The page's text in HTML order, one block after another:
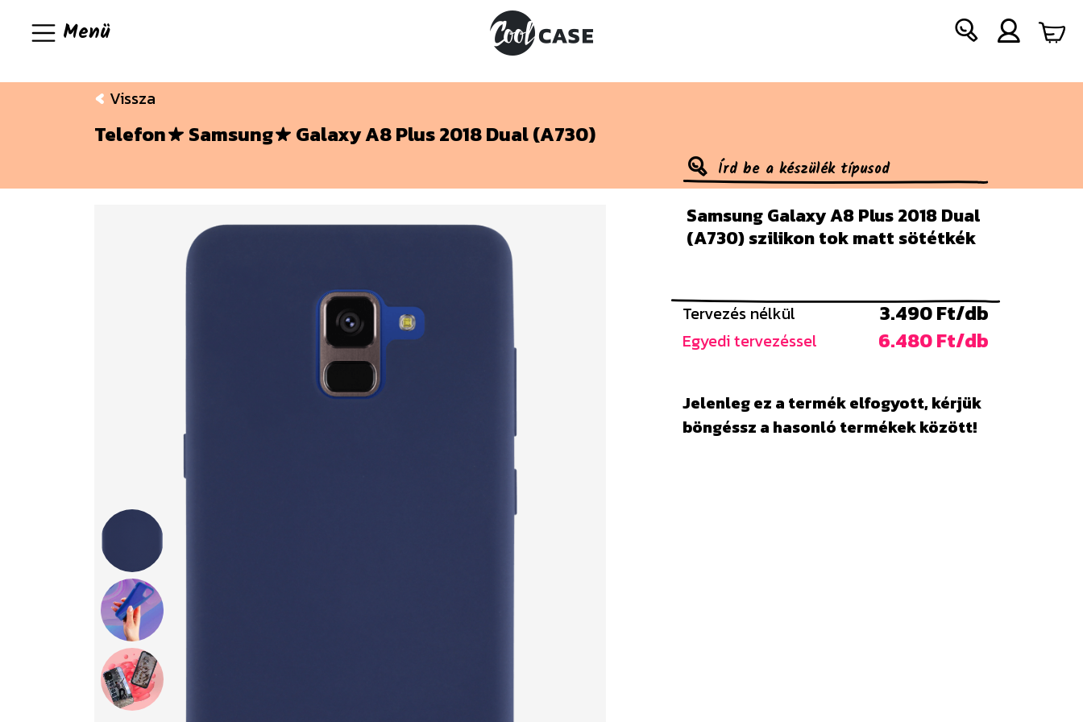
Menü
Vissza
Telefon Samsung Galaxy A8 Plus 2018 Dual (A730)
Samsung Galaxy A8 Plus 2018 Dual
(A730) szilikon tok matt sötétkék
Tervezés nélkül 3.490 Ft/db
Egyedi tervezéssel 6.480 Ft/db
Jelenleg ez a termék elfogyott, kérjük
böngéssz a hasonló termékek között!